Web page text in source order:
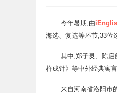
今年暑期,由
海选、复选等环节,33位
其中,郑子灵、陈
杵成针》等中外经典寓
来自河南省洛阳市